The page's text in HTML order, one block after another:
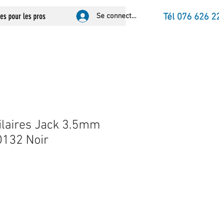
pour les pros Se connecter Tél 076 626
Jack 3.5mm
Noir